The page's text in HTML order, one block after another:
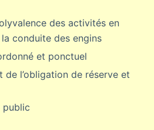
des activités en
la conduite des engins
ordonné et ponctuel
de l’obligation de réserve et
public